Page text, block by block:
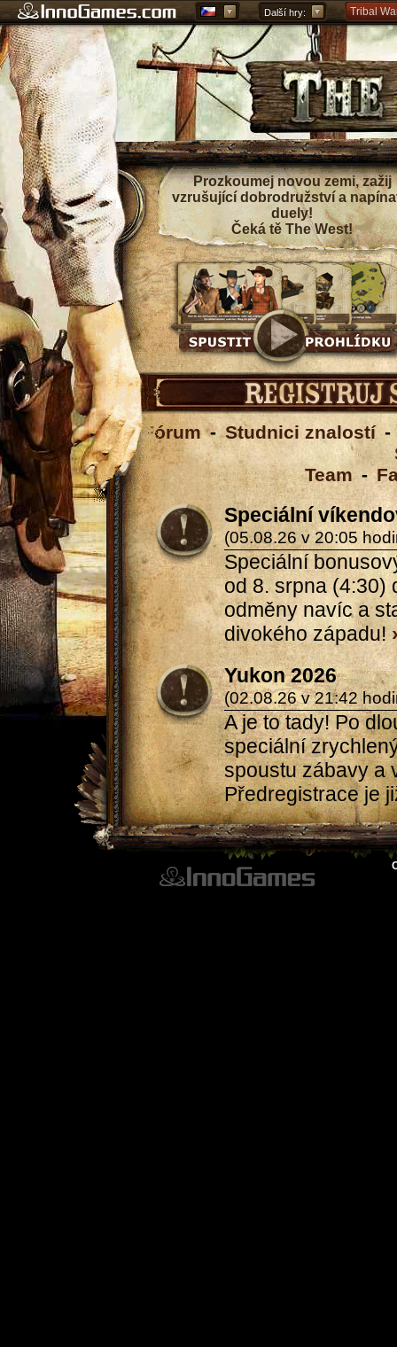
Další hry: Tribal
Forge of
Grepolis
Prozkoumej novou zemi, zažij
vzrušující dobrodružství a
duely!
Čeká tě The West!
Fórum-Studnici znalostí -
Team -
Speciální
(05.08.26 v 20:05
Speciální
od 8. srpna (4:30)
odměny navíc a
divokého západu!
Yukon 2026
(02.08.26 v 21:42
A je to tady! Po
speciální
spoustu zábavy a
Předregistrace je